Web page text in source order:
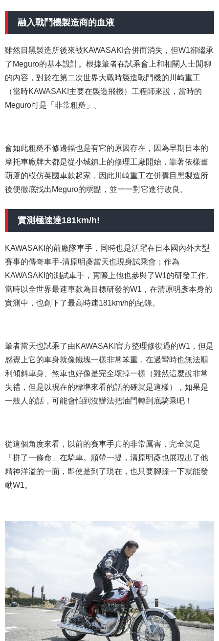
融入戰鬥機製造商的血液
雖然目黑製造所後來被KAWASAKI合併而消失，但W1卻繼承
了Meguro的基本設計。根據筆者在試乘會上和相關人士閒聊
的內容，對於在第二次世界大戰時製造戰鬥機的川崎重工
（當時KAWASAKI主要在製造飛機）工程師來說，當時的
Meguro可是「非常粗糙」。
會如此粗糙不修邊幅也是有它的原因存在，因為早期日本的
摩托車廠牌大都是從小城鎮上的修理工廠開始，靠著依樣畫
葫蘆的模仿英國車款起家，因此川崎重工在併購目黑製造所
後便徹底找出Meguro的弱點，並一一對它進行改良。
實測極速達181km/h!
KAWASAKI的前廠隊車手，同時也是活躍在日本國內外大型
賽事的傳奇車手-清原明彥當天也現身試乘會；作為
KAWASAKI的測試車手，實際上他也參與了W1的研發工作。
當時以全世界最速車款為目標研發的W1，在清原明彥本身的
實測中，也創下了最高時速181km/h的紀錄。
筆者當天也試乘了由KAWASAKI官方整理修復過的W1，但是
感覺上它的車身就像鐵塊一樣非常笨重，在過彎時也無法順
利傾斜車身、煞車也好像是完全壞掉一樣（雖然這麼說非常
失禮，但是以現在的標準來看的話的確就是這樣），如果是
一般人的話，可能會怕到沒辦法把油門轉到底騎乘吧！
從這個角度來看，以前的賽車手真的非常厲害，完全就是
「拼了一條命」在騎車。順帶一提，清原明彥也展現出了他
精神洋溢的一面，即使是到了現在，也只要腳踩一下就能發
動W1。